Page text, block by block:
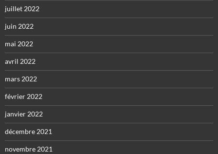
juillet 2022
juin 2022
mai 2022
avril 2022
mars 2022
février 2022
janvier 2022
décembre 2021
novembre 2021